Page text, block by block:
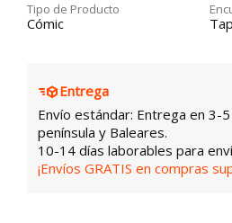
Tipo de Producto
Cómic
Entrega
Envío estándar: Entrega en 3-
península y Baleares.
10-14 días laborables para
¡Envíos GRATIS en compras